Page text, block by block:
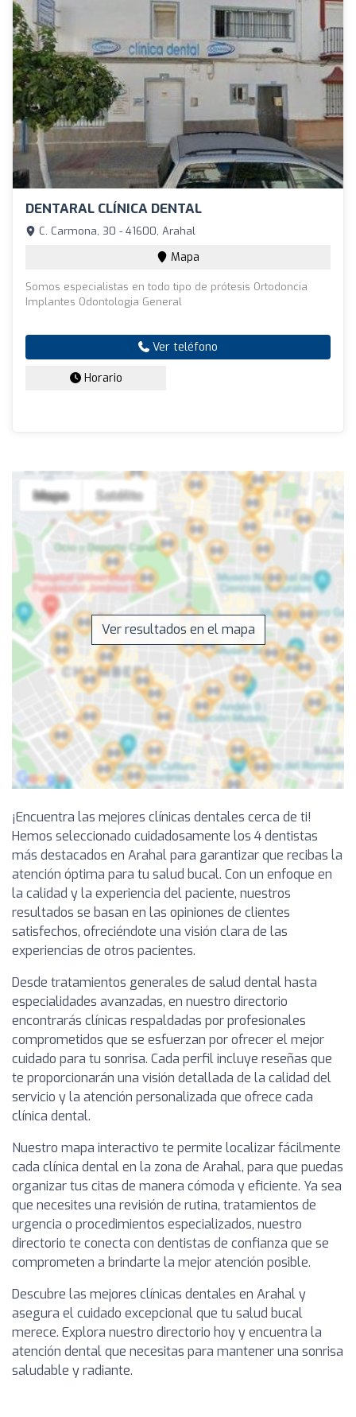
DENTARAL CLÍNICA DENTAL
C. Carmona, 30 - 41600, Arahal
Mapa
Somos especialistas en todo tipo de prótesis Ortodoncia
Implantes Odontologia General
Ver teléfono
Horario
Ver resultados en el mapa
¡Encuentra las mejores clínicas dentales cerca de ti!
Hemos seleccionado cuidadosamente los 4 dentistas
más destacados en Arahal para garantizar que recibas la
atención óptima para tu salud bucal. Con un enfoque en
la calidad y la experiencia del paciente, nuestros
resultados se basan en las opiniones de clientes
satisfechos, ofreciéndote una visión clara de las
experiencias de otros pacientes.
Desde tratamientos generales de salud dental hasta
especialidades avanzadas, en nuestro directorio
encontrarás clínicas respaldadas por profesionales
comprometidos que se esfuerzan por ofrecer el mejor
cuidado para tu sonrisa. Cada perfil incluye reseñas que
te proporcionarán una visión detallada de la calidad del
servicio y la atención personalizada que ofrece cada
clínica dental.
Nuestro mapa interactivo te permite localizar fácilmente
cada clínica dental en la zona de Arahal, para que puedas
organizar tus citas de manera cómoda y eficiente. Ya sea
que necesites una revisión de rutina, tratamientos de
urgencia o procedimientos especializados, nuestro
directorio te conecta con dentistas de confianza que se
comprometen a brindarte la mejor atención posible.
Descubre las mejores clínicas dentales en Arahal y
asegura el cuidado excepcional que tu salud bucal
merece. Explora nuestro directorio hoy y encuentra la
atención dental que necesitas para mantener una sonrisa
saludable y radiante.